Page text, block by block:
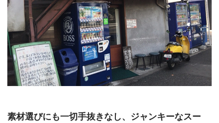
素材選びにも一切手抜きなし、ジャンキーなスー